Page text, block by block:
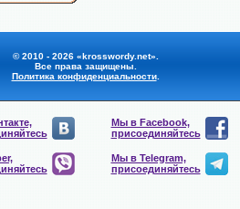
© 2010 - 2026 «krosswordy.net».
Все права защищены.
Политика конфиденциальности.
Мы в Facebook,
присоединяйтесь
Мы в Telegram,
присоединяйтесь